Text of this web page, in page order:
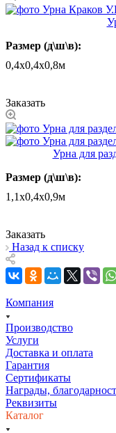
Размер (д\ш\в):
0,4х0,4х0,8м
Заказать
Урна для
Размер (д\ш\в):
1,1х0,4х0,9м
Заказать
Назад к списку
Компания
Производство
Услуги
Доставка и оплата
Гарантия
Сертификаты
Награды,
Реквизиты
Каталог